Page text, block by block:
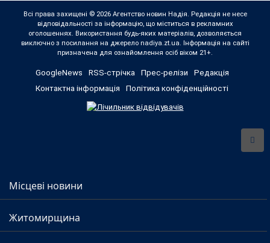
Всі права захищені © 2026 Агентство новин Надія. Редакція не несе
відповідальності за інформацію, що міститься в рекламних
оголошеннях. Використання будь-яких матеріалів, дозволяється
виключно з посилання на джерело nadiya.zt.ua. Інформація на сайті
призначена для ознайомлення осіб віком 21+.
GoogleNews RSS-стрічка Прес-релізи
Редакція
Контактна інформація
Політика конфіденційності
Місцеві новини
Житомирщина